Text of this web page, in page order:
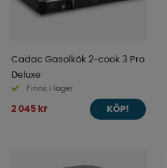
Cadac Gasolkök 2-cook 3 Pro
Deluxe
Finns i lager
2 045 kr KÖP!